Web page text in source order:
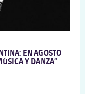
EN AGOSTO
Y DANZA”